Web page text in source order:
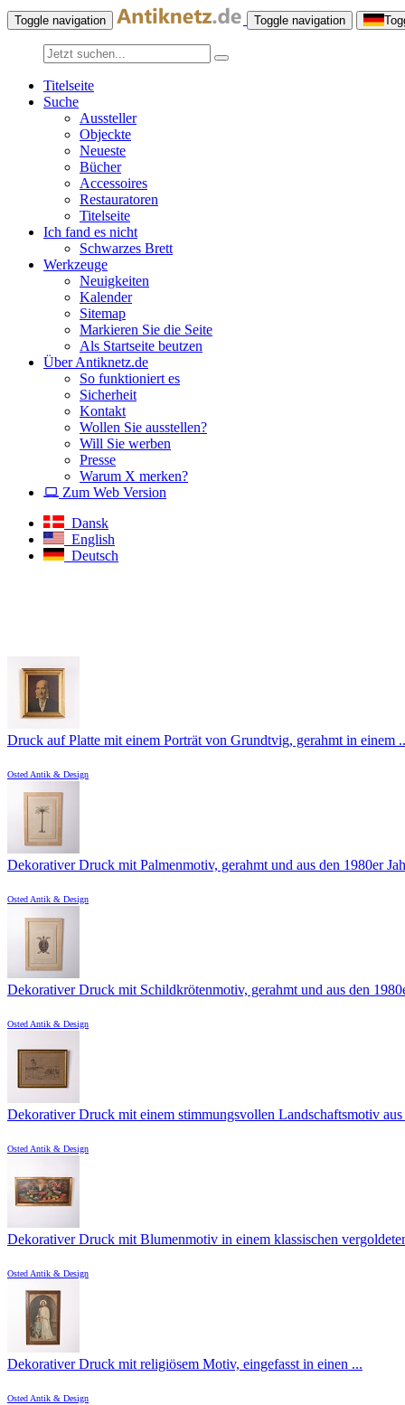
Toggle navigation Toggle navigation
Titelseite
Suche
Aussteller
Objeckte
Neueste
Bücher
Accessoires
Restauratoren
Titelseite
Ich fand es nicht
Schwarzes Brett
Werkzeuge
Neuigkeiten
Kalender
Sitemap
Markieren Sie die Seite
Als Startseite beutzen
Über Antiknetz.de
So funktioniert es
Sicherheit
Kontakt
Wollen Sie ausstellen?
Will Sie werben
Presse
Warum X merken?
Zum Web Version
Dansk
English
Deutsch
Druck auf Platte mit einem Porträt von Grundtvig, gerahmt in einem
Osted Antik & Design
Dekorativer Druck mit Palmenmotiv, gerahmt und aus den 1980er
Osted Antik & Design
Dekorativer Druck mit Schildkrötenmotiv, gerahmt und aus den
Osted Antik & Design
Dekorativer Druck mit einem stimmungsvollen Landschaftsmotiv aus
Osted Antik & Design
Dekorativer Druck mit Blumenmotiv in einem klassischen
Osted Antik & Design
Dekorativer Druck mit religiösem Motiv, eingefasst in einen ...
Osted Antik & Design